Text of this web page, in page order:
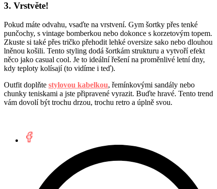
3. Vrstvěte!
Pokud máte odvahu, vsaďte na vrstvení. Gym šortky přes tenké
punčochy, s vintage bomberkou nebo dokonce s korzetovým topem.
Zkuste si také přes tričko přehodit lehké oversize sako nebo dlouhou
lněnou košili. Tento styling dodá šortkám strukturu a vytvoří efekt
něco jako casual cool. Je to ideální řešení na proměnlivé letní dny,
kdy teploty kolísají (to vidíme i teď).
Outfit doplňte stylovou kabelkou, řemínkovými sandály nebo
chunky teniskami a jste připravené vyrazit. Buďte hravé. Tento trend
vám dovolí být trochu drzou, trochu retro a úplně svou.